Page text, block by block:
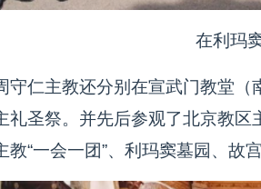
在利玛
守仁主教还分别在宣武门教堂
礼圣祭。并先后参观了北京教区
教“一会一团”、利玛窦墓园、故